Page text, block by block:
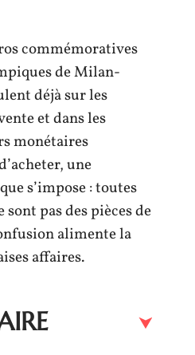
commémoratives
de Milan-
déjà sur les
et dans les
monétaires
une
s’impose : toutes
sont pas des pièces de
alimente la
affaires.